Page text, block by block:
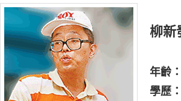
柳新
年齡
學歷